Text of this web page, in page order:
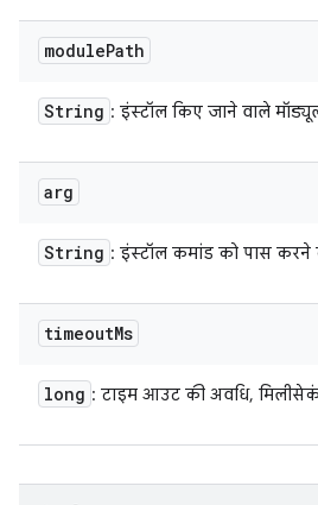
modulePath
String : इंस्टॉल किए जाने वाले
arg
String : इंस्टॉल कमांड को पास करने
timeoutMs
long : टाइम आउट की अवधि,